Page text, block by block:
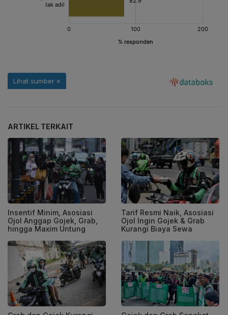
ARTIKEL TERKAIT
Insentif Minim, Asosiasi
Ojol Anggap Gojek, Grab,
hingga Maxim Untung
Tarif Resmi Naik, Asosiasi
Ojol Ingin Gojek & Grab
Kurangi Biaya Sewa